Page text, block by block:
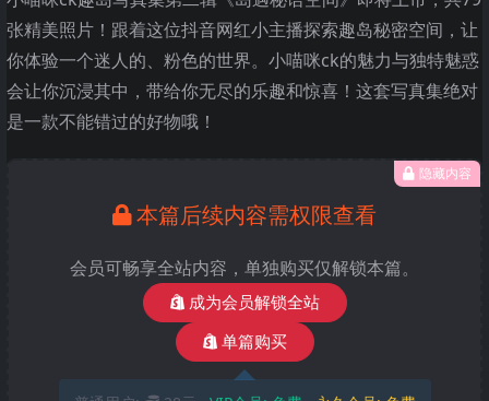
张精美照片！跟着这位抖音网红小主播探索趣岛秘密空间，让
你体验一个迷人的、粉色的世界。小喵咪ck的魅力与独特魅惑
会让你沉浸其中，带给你无尽的乐趣和惊喜！这套写真集绝对
是一款不能错过的好物哦！
隐藏内容
本篇后续内容需权限查看
会员可畅享全站内容，单独购买仅解锁本篇。
成为会员解锁全站
单篇购买